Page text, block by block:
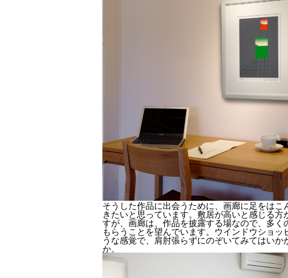
そうした作品に出会うために、画廊に足をはこ
きたいと思っています。敷居が高いと感じる方
すが、画廊は、作品を披露する場なので、多く
もらうことを望んでいます。ウインドウショッ
うな感覚で、肩肘張らずにのぞいてみてはいか
か。